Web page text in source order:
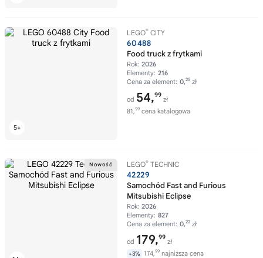
LEGO® CITY
60488
Food truck z frytkami
Rok: 2026
Elementy: 216
Cena za element: 0,25 zł
od 54,99
zł
81,99 cena katalogowa
LEGO® TECHNIC
42229
Samochód Fast and Furious
Mitsubishi Eclipse
Rok: 2026
Elementy: 827
Cena za element: 0,22 zł
od 179,99
zł
+3% 174,99 najniższa cena